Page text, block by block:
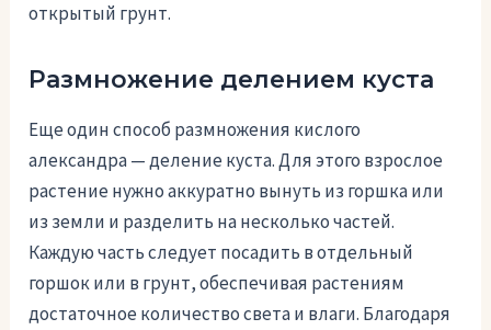
открытый грунт.
Размножение делением куста
Еще один способ размножения кислого
александра — деление куста. Для этого взрослое
растение нужно аккуратно вынуть из горшка или
из земли и разделить на несколько частей.
Каждую часть следует посадить в отдельный
горшок или в грунт, обеспечивая растениям
достаточное количество света и влаги. Благодаря